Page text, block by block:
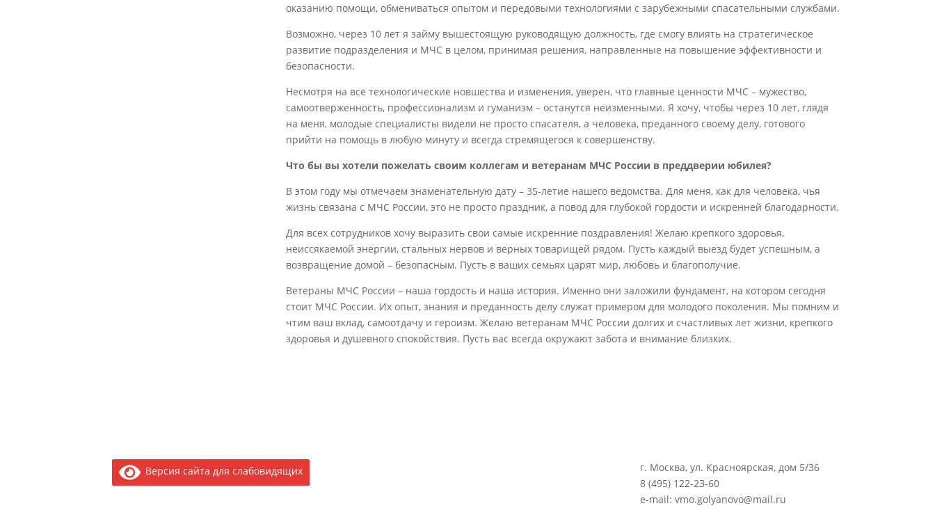
оказанию помощи, обмениваться опытом и передовыми технологиями с зарубежными спасательными службами.
Возможно, через 10 лет я займу вышестоящую руководящую должность, где смогу влиять на стратегическое
развитие подразделения и МЧС в целом, принимая решения, направленные на повышение эффективности и
безопасности.
Несмотря на все технологические новшества и изменения, уверен, что главные ценности МЧС – мужество,
самоотверженность, профессионализм и гуманизм – останутся неизменными. Я хочу, чтобы через 10 лет, глядя
на меня, молодые специалисты видели не просто спасателя, а человека, преданного своему делу, готового
прийти на помощь в любую минуту и всегда стремящегося к совершенству.
Что бы вы хотели пожелать своим коллегам и ветеранам МЧС России в преддверии юбилея?
В этом году мы отмечаем знаменательную дату – 35-летие нашего ведомства. Для меня, как для человека, чья
жизнь связана с МЧС России, это не просто праздник, а повод для глубокой гордости и искренней благодарности.
Для всех сотрудников хочу выразить свои самые искренние поздравления! Желаю крепкого здоровья,
неиссякаемой энергии, стальных нервов и верных товарищей рядом. Пусть каждый выезд будет успешным, а
возвращение домой – безопасным. Пусть в ваших семьях царят мир, любовь и благополучие.
Ветераны МЧС России – наша гордость и наша история. Именно они заложили фундамент, на котором сегодня
стоит МЧС России. Их опыт, знания и преданность делу служат примером для молодого поколения. Мы помним и
чтим ваш вклад, самоотдачу и героизм. Желаю ветеранам МЧС России долгих и счастливых лет жизни, крепкого
здоровья и душевного спокойствия. Пусть вас всегда окружают забота и внимание близких.
Версия сайта для слабовидящих
г. Москва, ул. Красноярская, дом 5/36
8 (495) 122-23-60
e-mail: vmo.golyanovo@mail.ru